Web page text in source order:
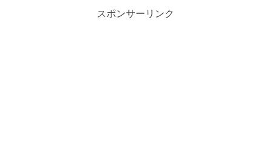
スポンサーリンク